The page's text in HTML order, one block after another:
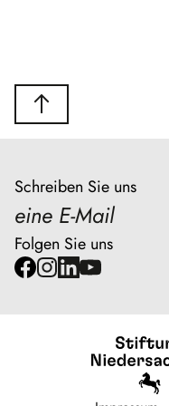
Schreiben Sie uns
eine E-Mail
Folgen Sie uns